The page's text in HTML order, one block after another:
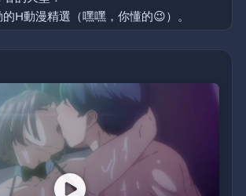
H動漫精選（嘿嘿，你懂的😉）。
人作品、Cosplay
元住民，
，動漫鴿都歡迎你一起來嗨！💥
)